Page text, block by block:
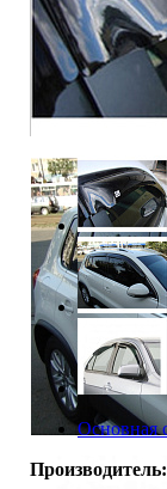
Основная
Производитель: